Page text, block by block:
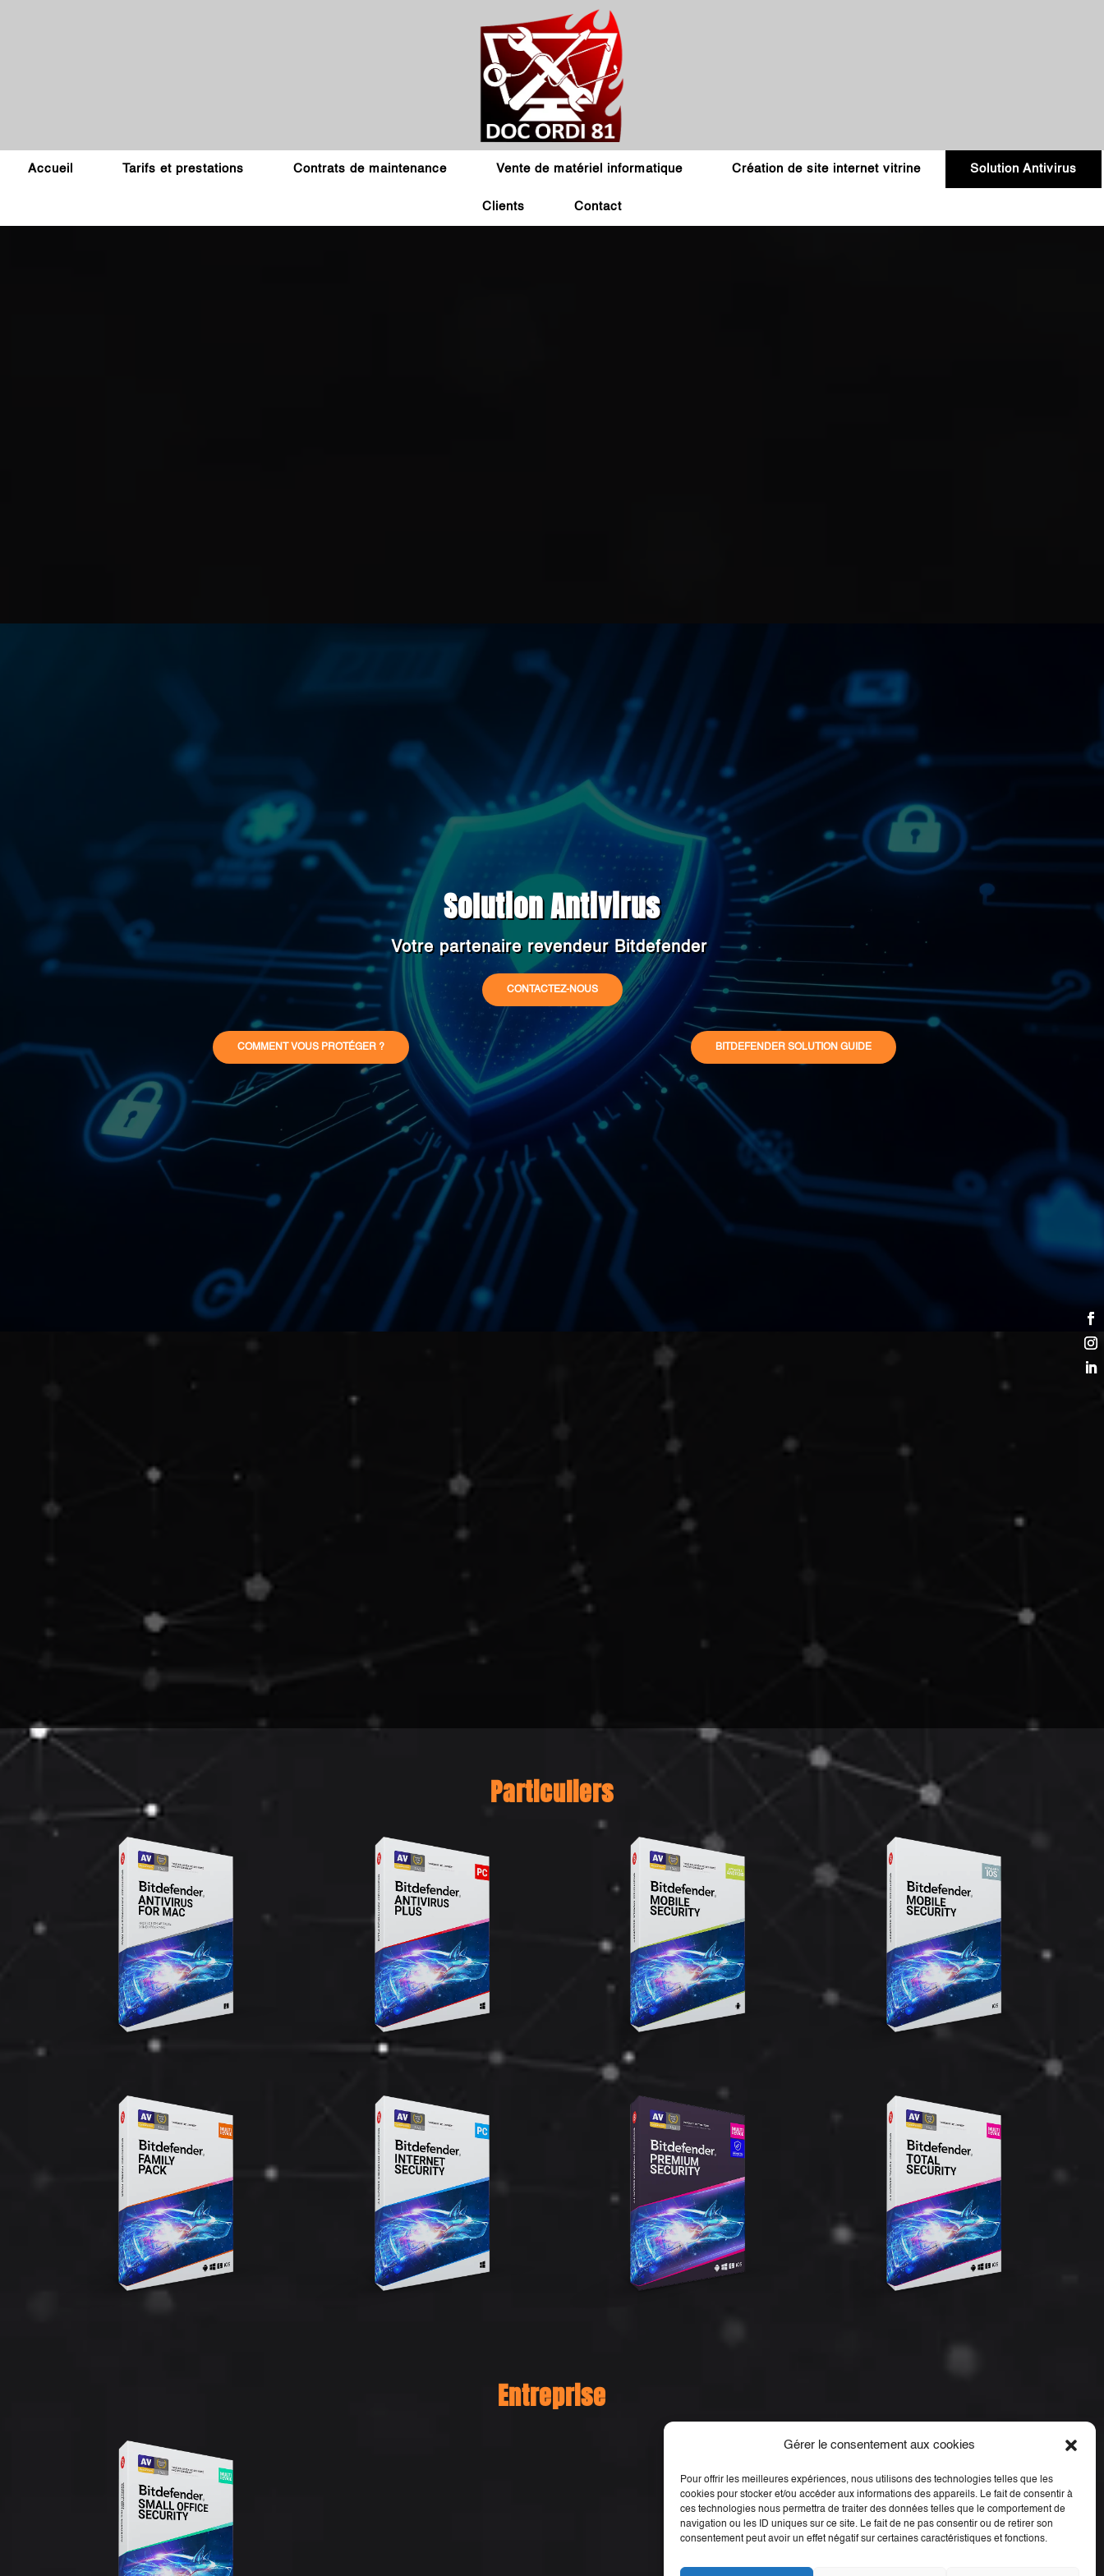
Gérer le consentement aux cookies
Pour offrir les meilleures expériences, nous utilisons des technologies telles que les
cookies pour stocker et/ou accéder aux informations des appareils. Le fait de consentir à
ces technologies nous permettra de traiter des données telles que le comportement de
navigation ou les ID uniques sur ce site. Le fait de ne pas consentir ou de retirer son
consentement peut avoir un effet négatif sur certaines caractéristiques et fonctions.
Accueil Tarifs et prestations Contrats de maintenance Vente de matériel informatique Création de site internet vitrine Solution Antivirus
Clients Contact
Solution Antivirus
Votre partenaire revendeur Bitdefender
CONTACTEZ-NOUS
COMMENT VOUS PROTÉGER ? BITDEFENDER SOLUTION GUIDE
Particuliers
Entreprise